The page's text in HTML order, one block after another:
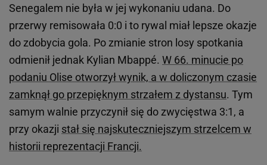
Senegalem nie była w jej wykonaniu udana. Do
przerwy remisowała 0:0 i to rywal miał lepsze okazje
do zdobycia gola. Po zmianie stron losy spotkania
odmienił jednak Kylian Mbappé. W 66. minucie po
podaniu Olise otworzył wynik, a w doliczonym czasie
zamknął go przepięknym strzałem z dystansu. Tym
samym walnie przyczynił się do zwycięstwa 3:1, a
przy okazji stał się najskuteczniejszym strzelcem w
historii reprezentacji Francji.